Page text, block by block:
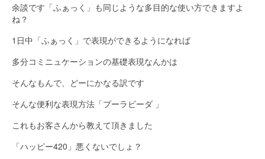
余談です「ふぁっく」も同じような多目的な使い方できますよ
ね？
1日中「ふぁっく」で表現ができるようになれば
多分コミニュケーションの基礎表現なんかは
そんなもんで、どーにかなる訳です
そんな便利な表現方法「プーラビーダ 」
これもお客さんから教えて頂きました
「ハッピー420」悪くないでしょ？